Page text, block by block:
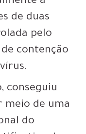
de duas
pelo
contenção
conseguiu
meio de uma
do